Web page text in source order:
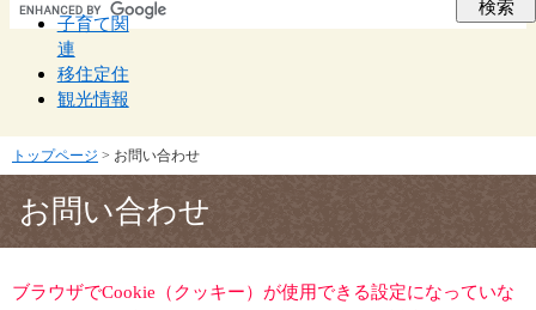
子育て関
連
移住定住
観光情報
トップページ > お問い合わせ
お問い合わせ
ブラウザでCookie（クッキー）が使用できる設定になっていな